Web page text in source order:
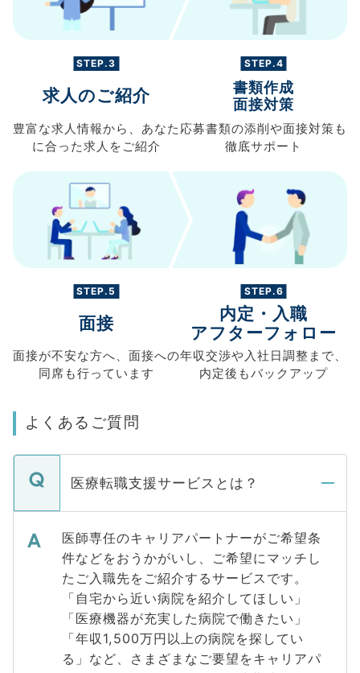
STEP.3
求人のご紹介
豊富な求人情報から、 あなた
に合った求人を ご紹介
STEP.4
書類作成
面接対策
応募書類の添削や面接対策も
徹底サポート
STEP.5
面接
面接が不安な方へ、 面接への
同席も行っています
STEP.6
内定・入職
アフターフォロー
年収交渉や入社日調整まで、
内定後もバックアップ
よくあるご質問
医療転職支援サービスとは？
医師専任のキャリアパートナーがご希望条
件などをおうかがいし、ご希望にマッチし
たご入職先をご紹介するサービスです。
「自宅から近い病院を紹介してほしい」
「医療機器が充実した病院で働きたい」
「年収1,500万円以上の病院を探してい
る」など、さまざまなご要望をキャリアパ